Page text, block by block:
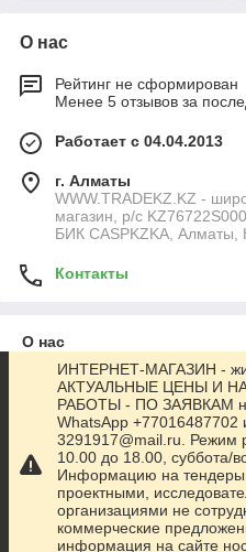
О нас
Рейтинг не сформирован
Менее 5 отзывов за
Работает с 04.04.2013
г. Алматы
WWW.TRADEKZ.KZ -
магазин, р/с
БИК CASPKZKA, Алматы,
Контакты
О нас
Контакты
Доставка и оплата
Полная версия сайта
ИНТЕРНЕТ-МАГАЗИН -
АКТУАЛЬНЫЕ ЦЕНЫ И
РАБОТЫ - ПО ЗАЯВКАМ на
WhatsApp +77016487702
3291917@mail.ru. Режим
10.00 до 18.00, суббота/
Информацию на
проектными,
организациями не
коммерческие
информация на сайте